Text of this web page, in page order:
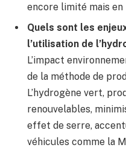
encore limité mais
Quels sont les
l’utilisation de
L’impact
de la méthode de
L’hydrogène vert,
renouvelables,
effet de serre,
véhicules comme la